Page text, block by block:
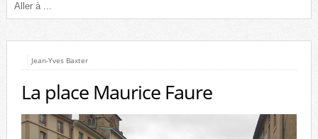
Jean-Yves Baxter
La place Maurice Faure